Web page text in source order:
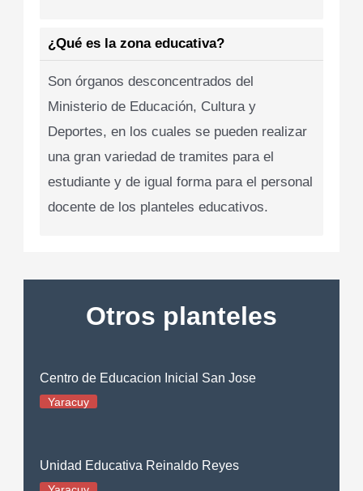
¿Qué es la zona educativa?
Son órganos desconcentrados del
Ministerio de Educación, Cultura y
Deportes, en los cuales se pueden realizar
una gran variedad de tramites para el
estudiante y de igual forma para el personal
docente de los planteles educativos.
Otros planteles
Centro de Educacion Inicial San Jose
Yaracuy
Unidad Educativa Reinaldo Reyes